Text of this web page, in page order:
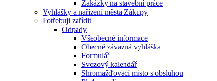
Zakázky na stavební práce
Vyhlášky a nařízení města Zákupy
Potřebuji zařídit
Odpady
Všeobecné informace
Obecně závazná vyhláška
Formulář
Svozový kalendář
Shromažďovací místo s obsluhou